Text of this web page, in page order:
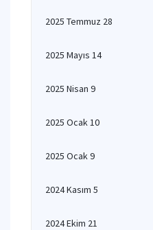
2025 Temmuz 28
2025 Mayıs 14
2025 Nisan 9
2025 Ocak 10
2025 Ocak 9
2024 Kasım 5
2024 Ekim 21